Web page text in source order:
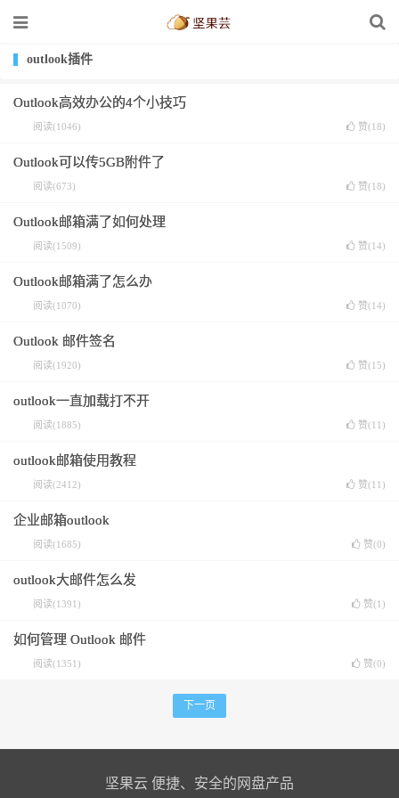
outlook插件
Outlook高效办公的4个小技巧
阅读(1046) 赞(18)
Outlook可以传5GB附件了
阅读(673) 赞(18)
Outlook邮箱满了如何处理
阅读(1509) 赞(14)
Outlook邮箱满了怎么办
阅读(1070) 赞(14)
Outlook 邮件签名
阅读(1920) 赞(15)
outlook一直加载打不开
阅读(1885) 赞(11 )
outlook邮箱使用教程
阅读(2412) 赞(11 )
企业邮箱outlook
阅读(1685) 赞(0)
outlook大邮件怎么发
阅读(1391) 赞(1 )
如何管理 Outlook 邮件
阅读(1351) 赞(0)
下一页
坚果云 便捷、安全的网盘产品